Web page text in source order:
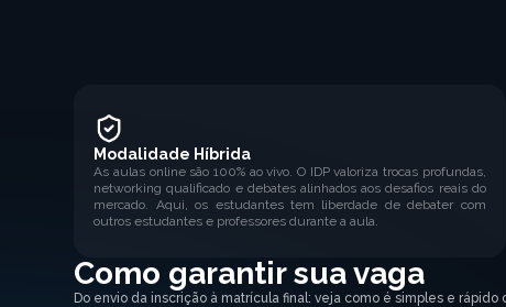
Modalidade Híbrida
As aulas online são 100% ao vivo. O IDP valoriza trocas profundas,
networking qualificado e debates alinhados aos desafios reais do
mercado. Aqui, os estudantes tem liberdade de debater com
outros estudantes e professores durante a aula.
Como garantir sua vaga
Do envio da inscrição à matrícula final: veja como é simples e